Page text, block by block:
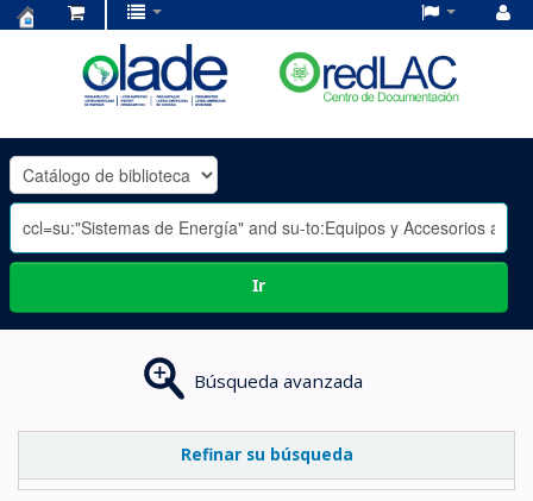
OLADE
-
Ir
Búsqueda avanzada
Refinar su búsqueda